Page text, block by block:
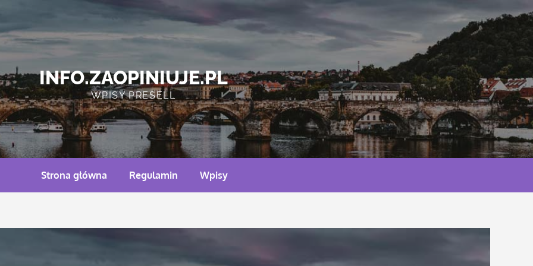
INFO.ZAOPINIUJE.PL
WPISY PRESELL
Strona główna Regulamin Wpisy